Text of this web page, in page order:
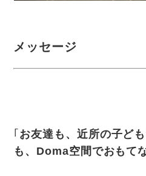
メッセージ
｢ お友達も、近所の子ど
も、Doma空間でおもて